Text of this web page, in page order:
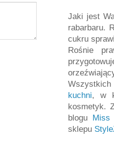
Jaki jest
rabarbaru.
cukru
Rośnie
kuchni, w
kosmetyk.
blogu Miss
sklepu